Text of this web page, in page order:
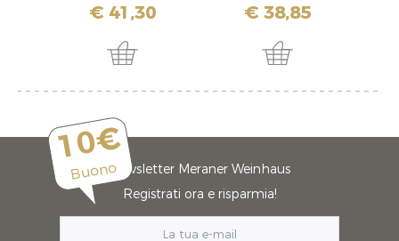
€ 41,30 € 38,85
10€
BuonoNewsletter Meraner Weinhaus
Registrati ora e risparmia!